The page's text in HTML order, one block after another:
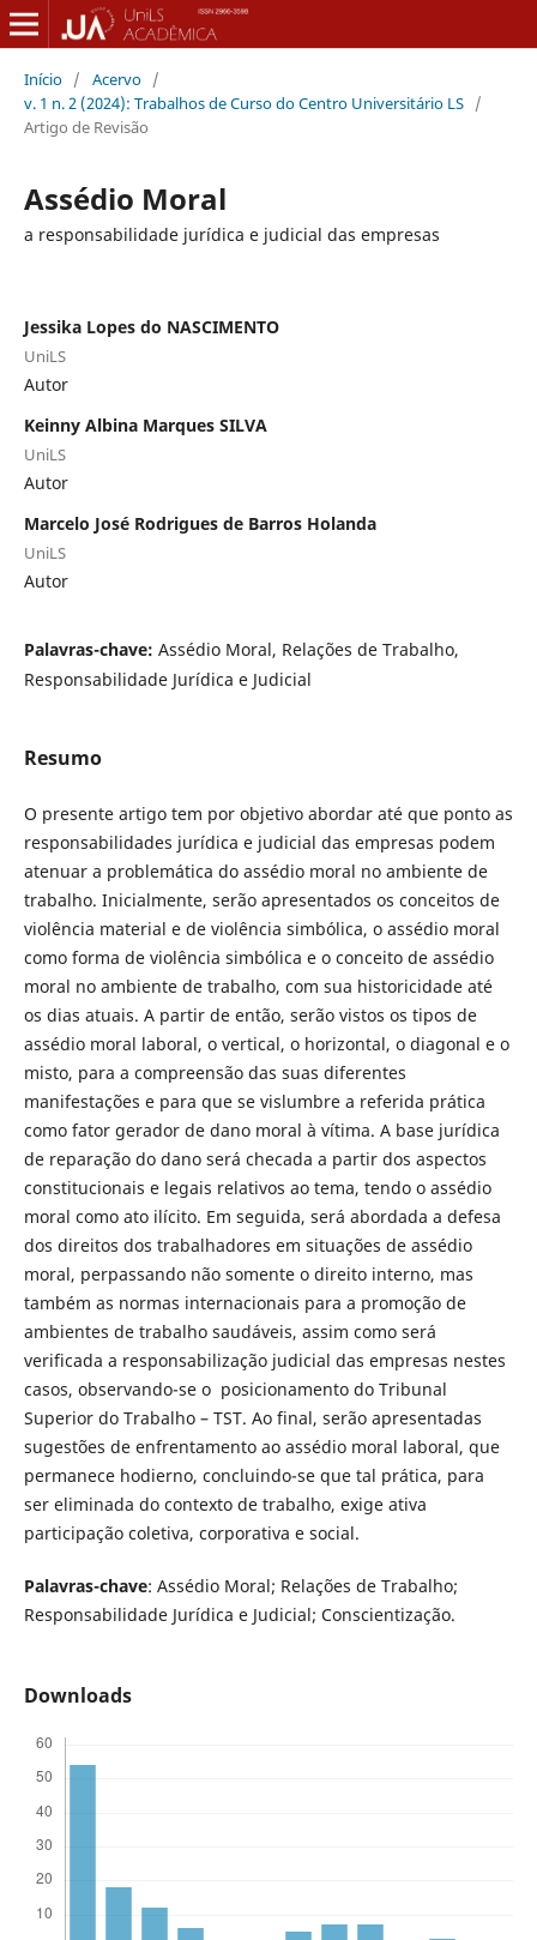
Início / Acervo /
v. 1 n. 2 (2024): Trabalhos de Curso do Centro Universitário LS /
Artigo de Revisão
Assédio Moral
a responsabilidade jurídica e judicial das empresas
Jessika Lopes do NASCIMENTO
UniLS
Autor
Keinny Albina Marques SILVA
UniLS
Autor
Marcelo José Rodrigues de Barros Holanda
UniLS
Autor
Palavras-chave: Assédio Moral, Relações de Trabalho,
Responsabilidade Jurídica e Judicial
Resumo
O presente artigo tem por objetivo abordar até que ponto as
responsabilidades jurídica e judicial das empresas podem
atenuar a problemática do assédio moral no ambiente de
trabalho. Inicialmente, serão apresentados os conceitos de
violência material e de violência simbólica, o assédio moral
como forma de violência simbólica e o conceito de assédio
moral no ambiente de trabalho, com sua historicidade até
os dias atuais. A partir de então, serão vistos os tipos de
assédio moral laboral, o vertical, o horizontal, o diagonal e o
misto, para a compreensão das suas diferentes
manifestações e para que se vislumbre a referida prática
como fator gerador de dano moral à vítima. A base jurídica
de reparação do dano será checada a partir dos aspectos
constitucionais e legais relativos ao tema, tendo o assédio
moral como ato ilícito. Em seguida, será abordada a defesa
dos direitos dos trabalhadores em situações de assédio
moral, perpassando não somente o direito interno, mas
também as normas internacionais para a promoção de
ambientes de trabalho saudáveis, assim como será
verificada a responsabilização judicial das empresas nestes
casos, observando-se o posicionamento do Tribunal
Superior do Trabalho – TST. Ao final, serão apresentadas
sugestões de enfrentamento ao assédio moral laboral, que
permanece hodierno, concluindo-se que tal prática, para
ser eliminada do contexto de trabalho, exige ativa
participação coletiva, corporativa e social.
Palavras-chave: Assédio Moral; Relações de Trabalho;
Responsabilidade Jurídica e Judicial; Conscientização.
Downloads